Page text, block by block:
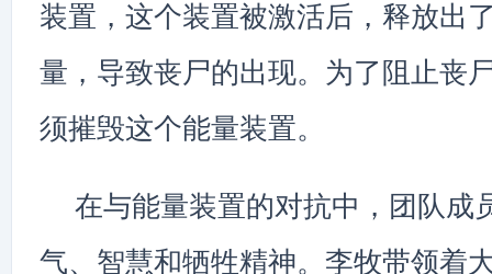
装置，这个装置被激活后，释放出
量，导致丧尸的出现。为了阻止丧
须摧毁这个能量装置。
在与能量装置的对抗中，团队成
气、智慧和牺牲精神。李牧带领着